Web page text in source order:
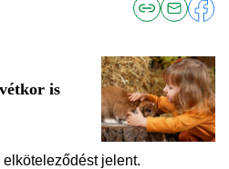
is
jelent.